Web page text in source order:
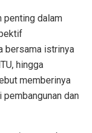
penting dalam
bersama istrinya
hingga
memberinya
pembangunan dan